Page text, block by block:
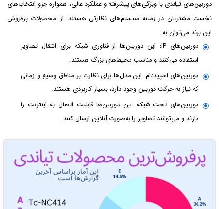
دوربین‌های تیاندی با ویژگی‌های پیشرفته و عملکرد عالی، همواره جزو انتخاب‌های
نخست مشتریان در زمینه سیستم‌های نظارتی هستند. از محصولات پرفروش
این برند می‌توان به:
دوربین‌های IP: این دوربین‌ها از فناوری شبکه برای انتقال تصاویر
استفاده می‌کنند و مناسب محیط‌های بزرگ هستند.
دوربین‌های اسپیددام: این مدل‌ها برای نظارت بر مناطق وسیع و زمانی
که نیاز به حرکت دوربین وجود دارد، بسیار کاربردی هستند.
دوربین‌های تحت شبکه: این دوربین‌ها قابلیت اتصال به اینترنت را
دارند و می‌توانند تصاویر را به‌صورت آنلاین ارسال کنند.